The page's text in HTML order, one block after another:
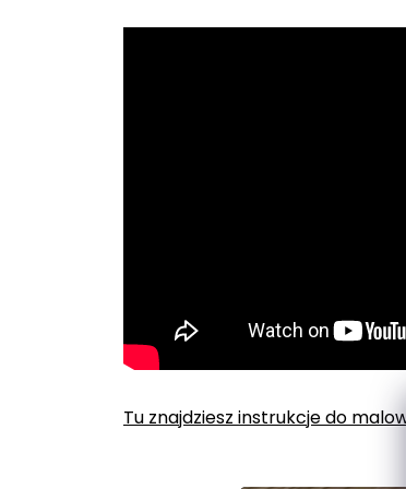
Tu znajdziesz instrukcje do